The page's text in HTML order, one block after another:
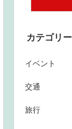
カテゴリー
イベント
交通
旅行